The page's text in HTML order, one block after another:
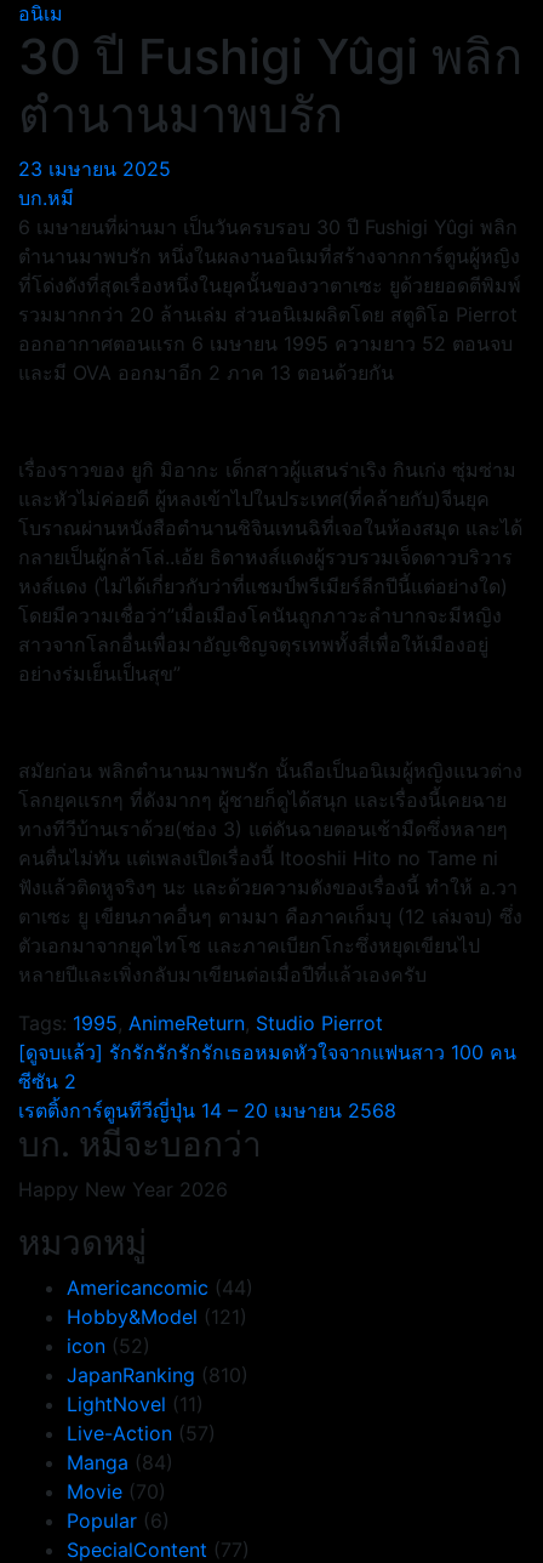
อนิเม
30 ปี Fushigi Yûgi พลิก
ตำนานมาพบรัก
23 เมษายน 2025
บก.หมี
6 เมษายนที่ผ่านมา เป็นวันครบรอบ 30 ปี Fushigi Yûgi พลิก
ตำนานมาพบรัก หนึ่งในผลงานอนิเมที่สร้างจากการ์ตูนผู้หญิง
ที่โด่งดังที่สุดเรื่องหนึ่งในยุคนั้นของวาตาเซะ ยูด้วยยอดตีพิมพ์
รวมมากกว่า 20 ล้านเล่ม ส่วนอนิเมผลิตโดย สตูดิโอ Pierrot
ออกอากาศตอนแรก 6 เมษายน 1995 ความยาว 52 ตอนจบ
และมี OVA ออกมาอีก 2 ภาค 13 ตอนด้วยกัน
เรื่องราวของ ยูกิ มิอากะ เด็กสาวผู้แสนร่าเริง กินเก่ง ซุ่มซ่าม
และหัวไม่ค่อยดี ผู้หลงเข้าไปในประเทศ(ที่คล้ายกับ)จีนยุค
โบราณผ่านหนังสือตำนานชิจินเทนฉิที่เจอในห้องสมุด และได้
กลายเป็นผู้กล้าโล่..เอ้ย ธิดาหงส์แดงผู้รวบรวมเจ็ดดาวบริวาร
หงส์แดง (ไม่ได้เกี่ยวกับว่าที่แชมป์พรีเมียร์ลีกปีนี้แต่อย่างใด)
โดยมีความเชื่อว่า”เมื่อเมืองโคนันถูกภาวะลำบากจะมีหญิง
สาวจากโลกอื่นเพื่อมาอัญเชิญจตุรเทพทั้งสี่เพื่อให้เมืองอยู่
อย่างร่มเย็นเป็นสุข”
สมัยก่อน พลิกตำนานมาพบรัก นั้นถือเป็นอนิเมผู้หญิงแนวต่าง
โลกยุคแรกๆ ที่ดังมากๆ ผู้ชายก็ดูได้สนุก และเรื่องนี้เคยฉาย
ทางทีวีบ้านเราด้วย(ช่อง 3) แต่ดันฉายตอนเช้ามืดซึ่งหลายๆ
คนตื่นไม่ทัน แต่เพลงเปิดเรื่องนี้ Itooshii Hito no Tame ni
ฟังแล้วติดหูจริงๆ นะ และด้วยความดังของเรื่องนี้ ทำให้ อ.วา
ตาเซะ ยู เขียนภาคอื่นๆ ตามมา คือภาคเก็มบุ (12 เล่มจบ) ซึ่ง
ตัวเอกมาจากยุคไทโช และภาคเบียกโกะซึ่งหยุดเขียนไป
หลายปีและเพิ่งกลับมาเขียนต่อเมื่อปีที่แล้วเองครับ
Tags: 1995, AnimeReturn, Studio Pierrot
แนะแนว
เรื่อง
[ดูจบแล้ว] รักรักรักรักรักเธอหมดหัวใจจากแฟนสาว 100 คน
ซีซัน 2
เรตติ้งการ์ตูนทีวีญี่ปุ่น 14 – 20 เมษายน 2568
บก. หมีจะบอกว่า
Happy New Year 2026
หมวดหมู่
Americancomic (44)
Hobby&Model (121)
icon (52)
JapanRanking (810)
LightNovel (11)
Live-Action (57)
Manga (84)
Movie (70)
Popular (6)
SpecialContent (77)